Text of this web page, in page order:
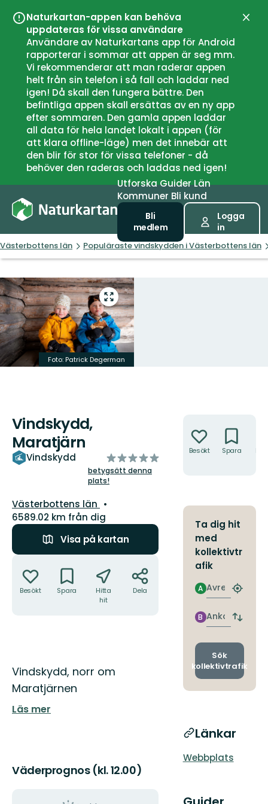
Naturkartan-appen kan behöva
uppdateras för vissa användare
Användare av Naturkartans app för Android
rapporterar i sommar att appen är seg mm.
Vi rekommenderar att man raderar appen
helt från sin telefon i så fall och laddar ned
igen! Då skall den fungera bättre. Den
befintliga appen skall ersättas av en ny app
efter sommaren. Den gamla appen laddar
all data för hela landet lokalt i appen (för
att klara offline-läge) men det innebär att
den blir för stor för vissa telefoner - då
behöver den raderas och laddas ned igen!
UtforskaGuiderLän
Kommuner Bli kund
Bli
medlem
Logga
in
Västerbottens län Populäraste vindskydden i Västerbottens län
Gå
till
helskärmsläge
Foto: Patrick Degerman
Vindskydd,
Maratjärn
Vindskydd
av
5
stjärnor
betygsätt denna
plats!
Län:
Västerbottens län
6589.02 km från dig
Visa på kartan
Besökt Spara
Hitta
hit
Dela
Beskrivning
Vindskydd, norr om
Maratjärnen
Läs mer
Väderprognos (kl. 12.00)
Besökt Spara
Ta dig hit
med
kollektivtr
afik
Avresa
A
Hitta
Ankomst
B
Byt
och
Sök
kollektivtrafik
Länkar
Webbplats